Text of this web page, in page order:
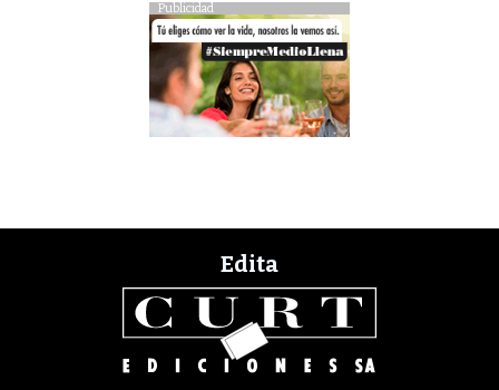
Publicidad
Edita